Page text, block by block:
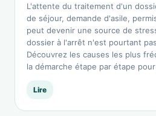
L'attente du traitement d'un
de séjour, demande d'asile,
peut devenir une source de
dossier à l'arrêt n'est pourtant
Découvrez les causes les plus
la démarche étape par étape
Lire